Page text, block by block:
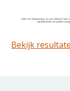
Bekijk